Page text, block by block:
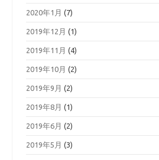
2020年1月 (7)
2019年12月 (1)
2019年11月 (4)
2019年10月 (2)
2019年9月 (2)
2019年8月 (1)
2019年6月 (2)
2019年5月 (3)